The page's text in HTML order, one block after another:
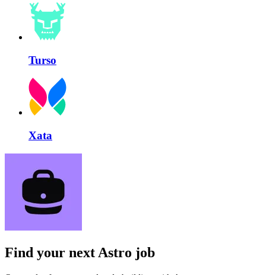
Turso
Xata
Find your next Astro job